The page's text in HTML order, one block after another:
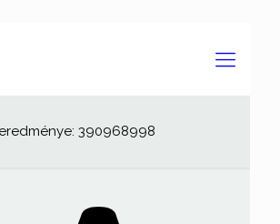
390968998